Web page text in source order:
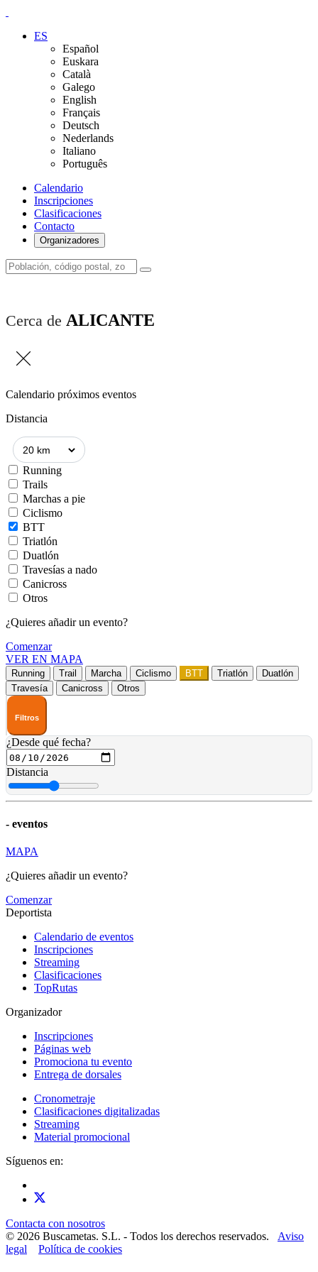
ES
Español
Euskara
Català
Galego
English
Français
Deutsch
Nederlands
Italiano
Português
Calendario
Inscripciones
Clasificaciones
Contacto
Organizadores
Cerca de ALICANTE
Calendario próximos eventos
Distancia
Running
Trails
Marchas a pie
Ciclismo
BTT
Triatlón
Duatlón
Travesías a nado
Canicross
Otros
¿Quieres añadir un evento?
Comenzar
VER EN MAPA
Running Trail Marcha Ciclismo BTT Triatlón
Duatlón
Travesía
Canicross Otros
Filtros
¿Desde qué fecha?
Distancia
- eventos
MAPA
¿Quieres añadir un evento?
Comenzar
Deportista
Calendario de eventos
Inscripciones
Streaming
Clasificaciones
TopRutas
Organizador
Inscripciones
Páginas web
Promociona tu evento
Entrega de dorsales
Cronometraje
Clasificaciones digitalizadas
Streaming
Material promocional
Síguenos en:
Contacta con nosotros
© 2026 Buscametas. S.L. - Todos los derechos reservados. Aviso
legal
Política de cookies